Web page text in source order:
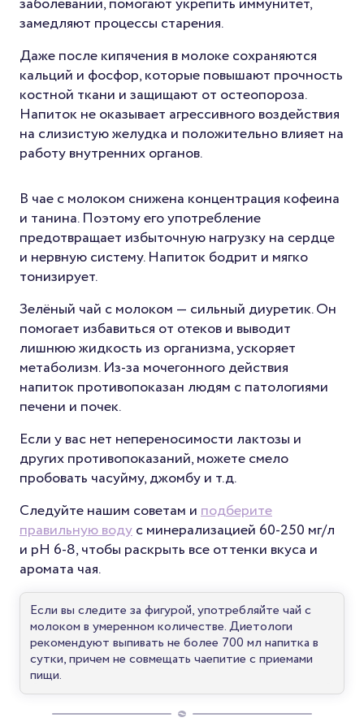
замедляют процессы старения.
Даже после кипячения в молоке сохраняются
кальций и фосфор, которые повышают прочность
костной ткани и защищают от остеопороза.
Напиток не оказывает агрессивного воздействия
на слизистую желудка и положительно влияет на
работу внутренних органов.
В чае с молоком снижена концентрация кофеина
и танина. Поэтому его употребление
предотвращает избыточную нагрузку на сердце
и нервную систему. Напиток бодрит и мягко
тонизирует.
Зелёный чай с молоком — сильный диуретик. Он
помогает избавиться от отеков и выводит
лишнюю жидкость из организма, ускоряет
метаболизм. Из-за мочегонного действия
напиток противопоказан людям с патологиями
печени и почек.
Если у вас нет непереносимости лактозы и
других противопоказаний, можете смело
пробовать часуйму, джомбу и т.д.
Следуйте нашим советам иподберите
правильную водус минерализацией 60-250 мг/л
и pH 6-8, чтобы раскрыть все оттенки вкуса и
аромата чая.
Если вы следите за фигурой, употребляйте чай с
молоком в умеренном количестве. Диетологи
рекомендуют выпивать не более 700 мл напитка в
сутки, причем не совмещать чаепитие с приемами
пищи.